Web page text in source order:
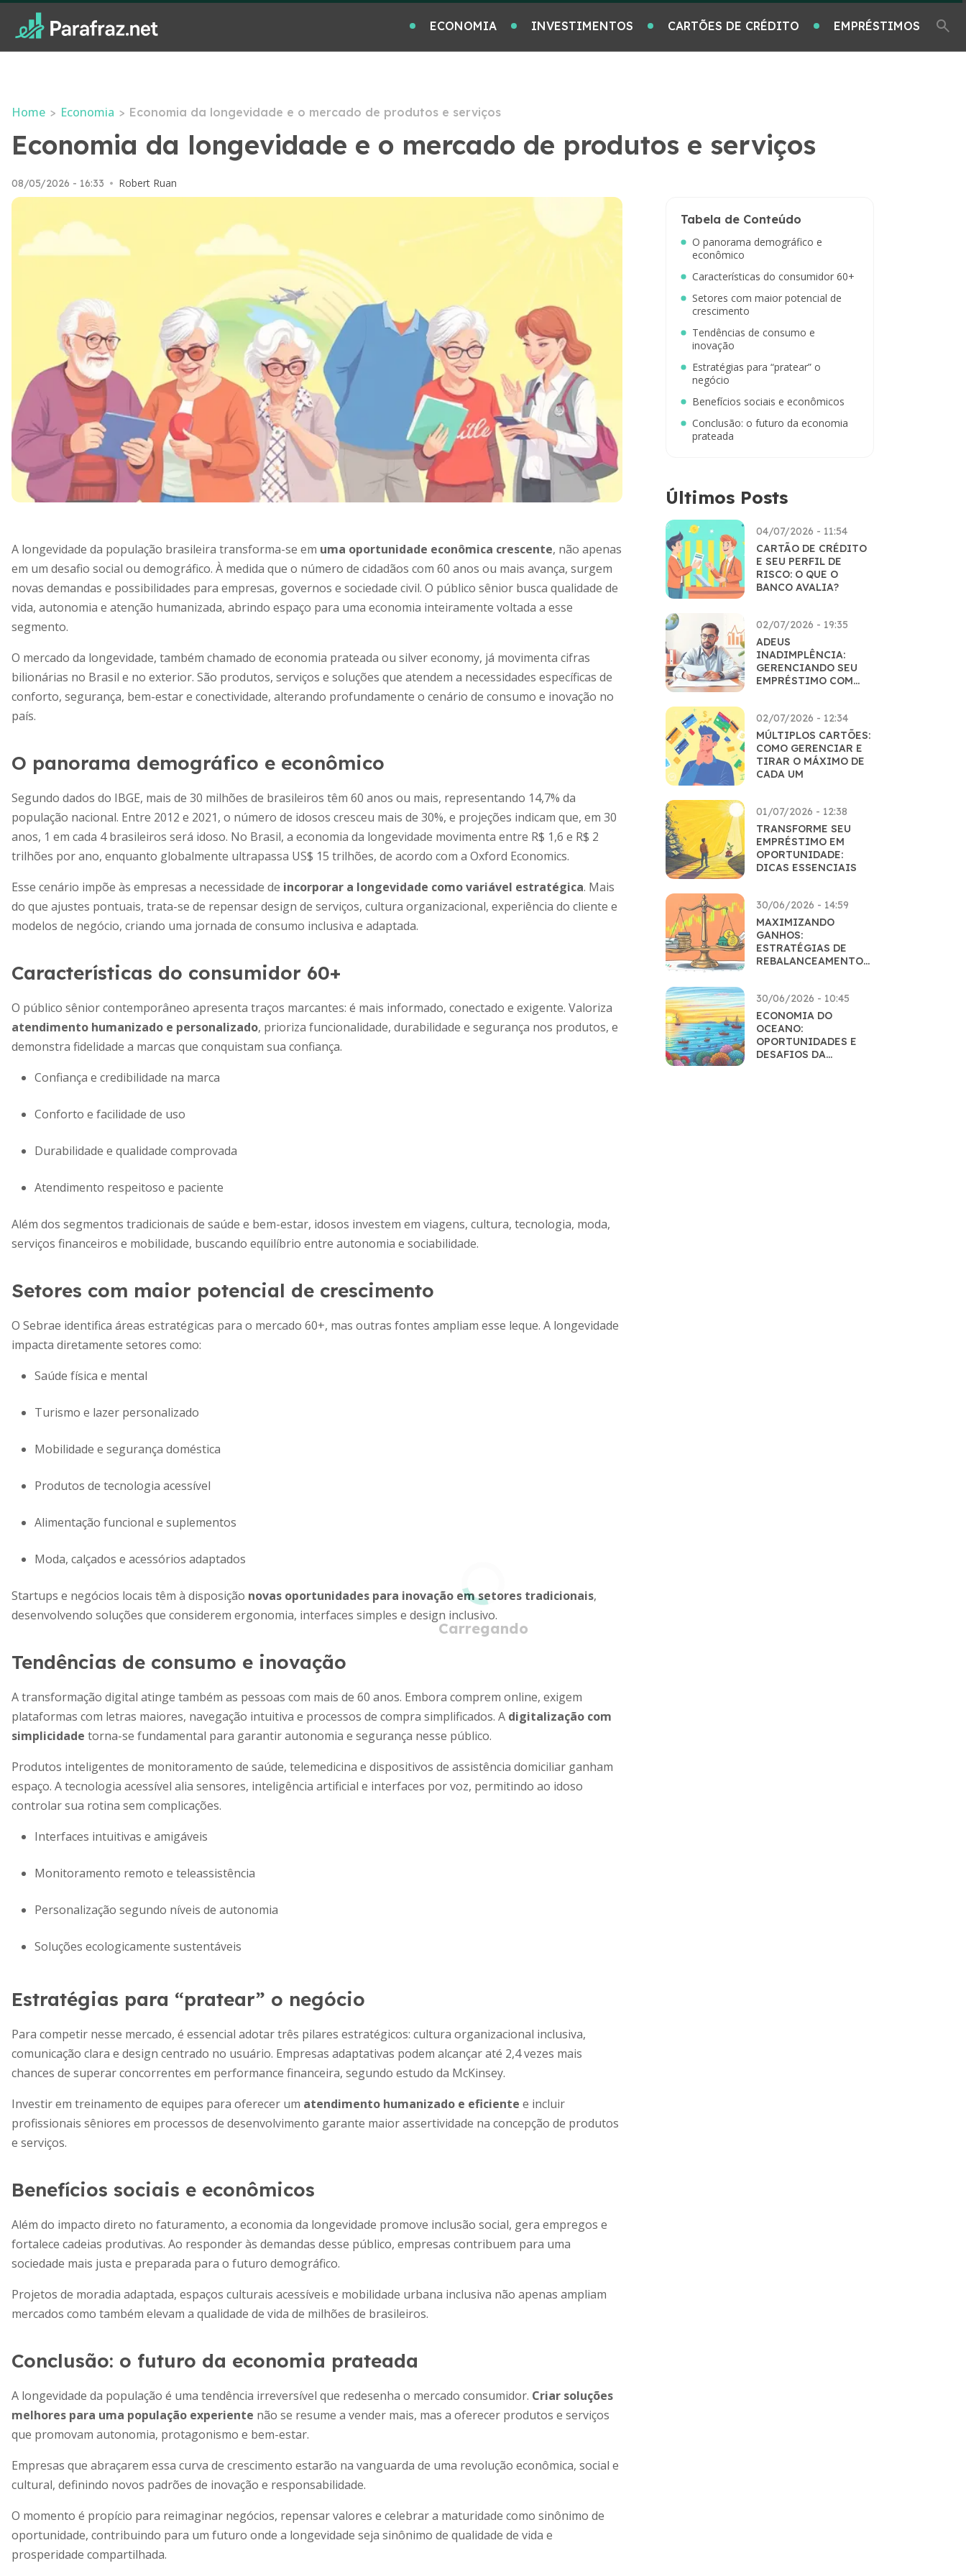
ECONOMIA INVESTIMENTOS CARTÕES DE CRÉDITO EMPRÉSTIMOS
Home > Economia > Economia da longevidade e o mercado de produtos e serviços
Economia da longevidade e o mercado de produtos e serviços
08/05/2026 - 16:33 • Robert Ruan
A longevidade da população brasileira transforma-se em uma oportunidade econômica crescente, não apenas
em um desafio social ou demográfico. À medida que o número de cidadãos com 60 anos ou mais avança, surgem
novas demandas e possibilidades para empresas, governos e sociedade civil. O público sênior busca qualidade de
vida, autonomia e atenção humanizada, abrindo espaço para uma economia inteiramente voltada a esse
segmento.
O mercado da longevidade, também chamado de economia prateada ou silver economy, já movimenta cifras
bilionárias no Brasil e no exterior. São produtos, serviços e soluções que atendem a necessidades específicas de
conforto, segurança, bem-estar e conectividade, alterando profundamente o cenário de consumo e inovação no
país.
O panorama demográfico e econômico
Segundo dados do IBGE, mais de 30 milhões de brasileiros têm 60 anos ou mais, representando 14,7% da
população nacional. Entre 2012 e 2021, o número de idosos cresceu mais de 30%, e projeções indicam que, em 30
anos, 1 em cada 4 brasileiros será idoso. No Brasil, a economia da longevidade movimenta entre R$ 1,6 e R$ 2
trilhões por ano, enquanto globalmente ultrapassa US$ 15 trilhões, de acordo com a Oxford Economics.
Esse cenário impõe às empresas a necessidade de incorporar a longevidade como variável estratégica. Mais
do que ajustes pontuais, trata-se de repensar design de serviços, cultura organizacional, experiência do cliente e
modelos de negócio, criando uma jornada de consumo inclusiva e adaptada.
Características do consumidor 60+
O público sênior contemporâneo apresenta traços marcantes: é mais informado, conectado e exigente. Valoriza
atendimento humanizado e personalizado, prioriza funcionalidade, durabilidade e segurança nos produtos, e
demonstra fidelidade a marcas que conquistam sua confiança.
Confiança e credibilidade na marca
Conforto e facilidade de uso
Durabilidade e qualidade comprovada
Atendimento respeitoso e paciente
Além dos segmentos tradicionais de saúde e bem-estar, idosos investem em viagens, cultura, tecnologia, moda,
serviços financeiros e mobilidade, buscando equilíbrio entre autonomia e sociabilidade.
Setores com maior potencial de crescimento
O Sebrae identifica áreas estratégicas para o mercado 60+, mas outras fontes ampliam esse leque. A longevidade
impacta diretamente setores como:
Saúde física e mental
Turismo e lazer personalizado
Mobilidade e segurança doméstica
Produtos de tecnologia acessível
Alimentação funcional e suplementos
Moda, calçados e acessórios adaptados
Startups e negócios locais têm à disposição novas oportunidades para inovação em setores tradicionais,
desenvolvendo soluções que considerem ergonomia, interfaces simples e design inclusivo.
Tendências de consumo e inovação
A transformação digital atinge também as pessoas com mais de 60 anos. Embora comprem online, exigem
plataformas com letras maiores, navegação intuitiva e processos de compra simplificados. A digitalização com
simplicidade torna-se fundamental para garantir autonomia e segurança nesse público.
Produtos inteligentes de monitoramento de saúde, telemedicina e dispositivos de assistência domiciliar ganham
espaço. A tecnologia acessível alia sensores, inteligência artificial e interfaces por voz, permitindo ao idoso
controlar sua rotina sem complicações.
Interfaces intuitivas e amigáveis
Monitoramento remoto e teleassistência
Personalização segundo níveis de autonomia
Soluções ecologicamente sustentáveis
Estratégias para “pratear” o negócio
Para competir nesse mercado, é essencial adotar três pilares estratégicos: cultura organizacional inclusiva,
comunicação clara e design centrado no usuário. Empresas adaptativas podem alcançar até 2,4 vezes mais
chances de superar concorrentes em performance financeira, segundo estudo da McKinsey.
Investir em treinamento de equipes para oferecer um atendimento humanizado e eficiente e incluir
profissionais sêniores em processos de desenvolvimento garante maior assertividade na concepção de produtos
e serviços.
Benefícios sociais e econômicos
Além do impacto direto no faturamento, a economia da longevidade promove inclusão social, gera empregos e
fortalece cadeias produtivas. Ao responder às demandas desse público, empresas contribuem para uma
sociedade mais justa e preparada para o futuro demográfico.
Projetos de moradia adaptada, espaços culturais acessíveis e mobilidade urbana inclusiva não apenas ampliam
mercados como também elevam a qualidade de vida de milhões de brasileiros.
Conclusão: o futuro da economia prateada
A longevidade da população é uma tendência irreversível que redesenha o mercado consumidor. Criar soluções
melhores para uma população experiente não se resume a vender mais, mas a oferecer produtos e serviços
que promovam autonomia, protagonismo e bem-estar.
Empresas que abraçarem essa curva de crescimento estarão na vanguarda de uma revolução econômica, social e
cultural, definindo novos padrões de inovação e responsabilidade.
O momento é propício para reimaginar negócios, repensar valores e celebrar a maturidade como sinônimo de
oportunidade, contribuindo para um futuro onde a longevidade seja sinônimo de qualidade de vida e
prosperidade compartilhada.
Tabela de Conteúdo
O panorama demográfico e
econômico
Características do consumidor 60+
Setores com maior potencial de
crescimento
Tendências de consumo e
inovação
Estratégias para “pratear” o
negócio
Benefícios sociais e econômicos
Conclusão: o futuro da economia
prateada
Últimos Posts
04/07/2026 - 11:54
CARTÃO DE CRÉDITO
E SEU PERFIL DE
RISCO: O QUE O
BANCO AVALIA?
02/07/2026 - 19:35
ADEUS
INADIMPLÊNCIA:
GERENCIANDO SEU
EMPRÉSTIMO COM
02/07/2026 - 12:34
MÚLTIPLOS CARTÕES:
COMO GERENCIAR E
TIRAR O MÁXIMO DE
CADA UM
01/07/2026 - 12:38
TRANSFORME SEU
EMPRÉSTIMO EM
OPORTUNIDADE:
DICAS ESSENCIAIS
30/06/2026 - 14:59
MAXIMIZANDO
GANHOS:
ESTRATÉGIAS DE
REBALANCEAMENTO
30/06/2026 - 10:45
ECONOMIA DO
OCEANO:
OPORTUNIDADES E
DESAFIOS DA